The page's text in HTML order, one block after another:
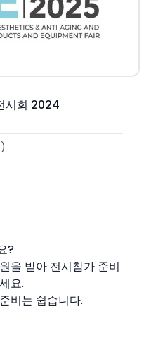
시회 2024
?
을 받아 전시참가 준비
요.
비는 쉽습니다.